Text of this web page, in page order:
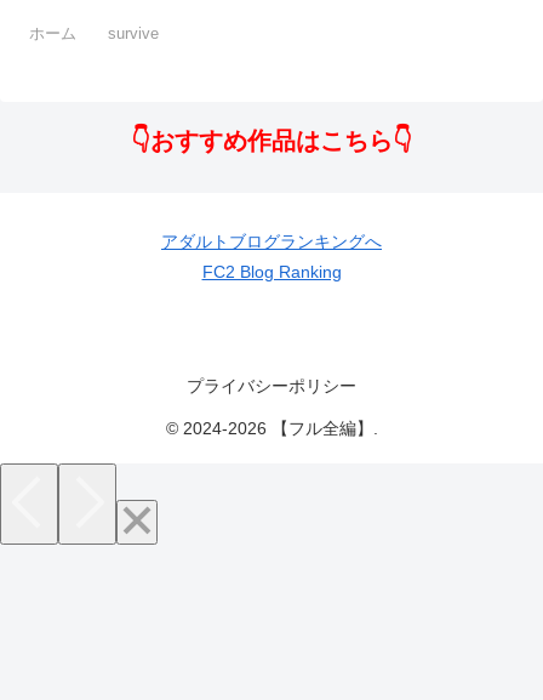
ホーム survive
👇おすすめ作品はこちら👇
アダルトブログランキングへ
FC2 Blog Ranking
プライバシーポリシー
© 2024-2026 【フル全編】.